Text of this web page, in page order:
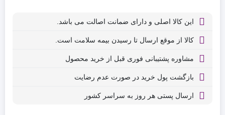
این کالا اصلی و دارای ضمانت اصالت می باشد.
کالا از موقع ارسال تا رسیدن بیمه سلامت است.
مشاوره پشتیبانی فوری قبل از خرید محصول
بازگشت پول خرید در صورت عدم رضایت
ارسال پستی هر روز به سراسر کشور